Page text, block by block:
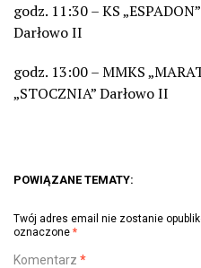
godz. 11:30 – KS
Darłowo II
godz. 13:00 – MMKS
„STOCZNIA” Darłowo II
POWIĄZANE TEMATY:
Twój adres email nie zostanie
oznaczone *
Komentarz *